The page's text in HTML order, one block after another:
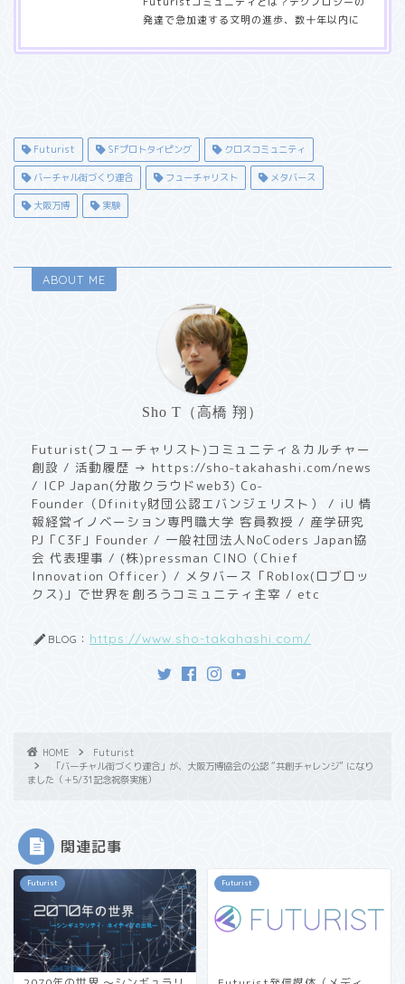
発達で急加速する文明の進歩、数十年以内に
「Futuristという職種」が立ち上がるなど、
現〜）そのような中、Futuristコミュニティ
では、未来をただ妄想するだけでなく、各々
が行うFuturismに関する事業やアイデア・
Futurist SFプロトタイピング クロスコミュニティ
バーチャル街づくり連合 フューチャリスト メタバース
大阪万博 実験
ABOUT ME
Sho T（高橋 翔）
Futurist(フューチャリスト)コミュニティ＆カルチャー
創設 / 活動履歴 → https://sho-takahashi.com/news
/ ICP Japan(分散クラウドweb3) Co-
Founder（Dfinity財団公認エバンジェリスト） / iU 情
報経営イノベーション専門職大学 客員教授 / ​産学研究
PJ「C3F」Founder / 一般社団法人NoCoders Japan協
会 代表理事 / (株)pressman CINO（Chief
Innovation Officer）/ メタバース「Roblox(ロブロッ
クス)」で世界を創ろうコミュニティ主宰 / etc
BLOG： https://www.sho-takahashi.com/
HOME
Futurist
「バーチャル街づくり連合」が、大阪万博協会の公認 “共創チャレンジ” になり
ました（＋5/31記念祝祭実施）
関連記事
Futurist Futurist